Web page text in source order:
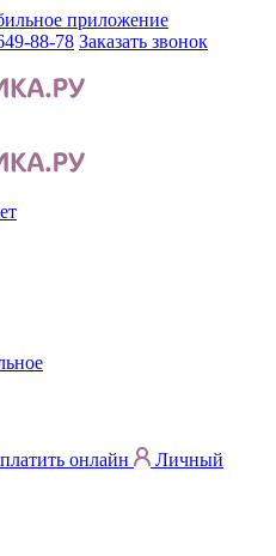
приложение
88-78 Заказать звонок
онлайн
Личный